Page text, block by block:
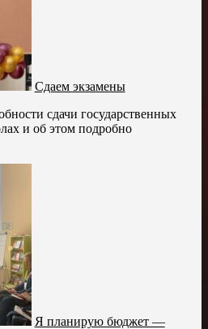
Сдаем экзамены
сдачи государственных
и об этом подробно
Я планирую бюджет —